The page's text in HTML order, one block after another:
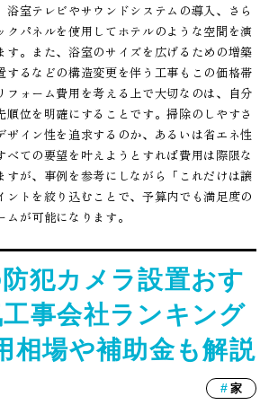
浴室テレビやサウンドシステムの導入、さら
クパネルを使用してホテルのような空間を演
す。また、浴室のサイズを広げるための増築
するなどの構造変更を伴う工事もこの価格帯
フォーム費用を考える上で大切なのは、自分
順位を明確にすることです。掃除のしやすさ
ザイン性を追求するのか、あるいは省エネ性
べての要望を叶えようとすれば費用は際限な
すが、事例を参考にしながら「これだけは譲
ントを絞り込むことで、予算内でも満足度の
が可能になります。
犯カメラ設置おす
事会社ランキング
相場や補助金も解説
家